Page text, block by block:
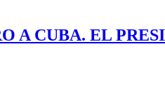
A CUBA. EL